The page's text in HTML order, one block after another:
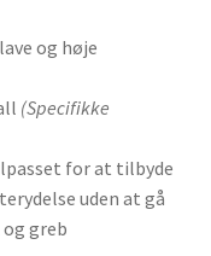
og høje
(Specifikke
for at tilbyde
uden at gå
greb